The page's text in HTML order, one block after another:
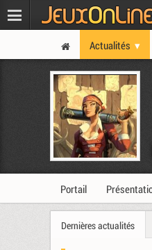
Actualités
Portail
Dernières actualités